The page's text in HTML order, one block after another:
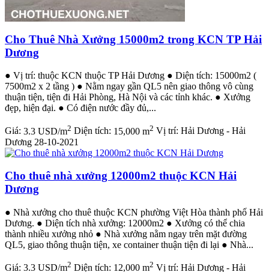
Cho Thuê Nhà Xưởng 15000m2 trong KCN TP Hải
Dương
● Vị trí: thuộc KCN thuộc TP Hải Dương ● Diện tích: 15000m2 (
7500m2 x 2 tầng ) ● Nằm ngay gần QL5 nên giao thông vô cùng
thuận tiện, tiện đi Hải Phòng, Hà Nội và các tỉnh khác. ● Xưởng
đẹp, hiện đại. ● Có điện nước đầy đủ,...
Giá: 3.3 USD/m2 Diện tích: 15,000 m2 Vị trí: Hải Dương - Hải
Dương 28-10-2021
Cho thuê nhà xưởng 12000m2 thuộc KCN Hải
Dương
● Nhà xưởng cho thuê thuộc KCN phường Việt Hòa thành phố Hải
Dương. ● Diện tích nhà xưởng: 12000m2 ● Xưởng có thể chia
thành nhiều xưởng nhỏ ● Nhà xưởng nằm ngay trên mặt đường
QL5, giao thông thuận tiện, xe container thuận tiện đi lại ● Nhà...
Giá: 3.3 USD/m2 Diện tích: 12,000 m2 Vị trí: Hải Dương - Hải